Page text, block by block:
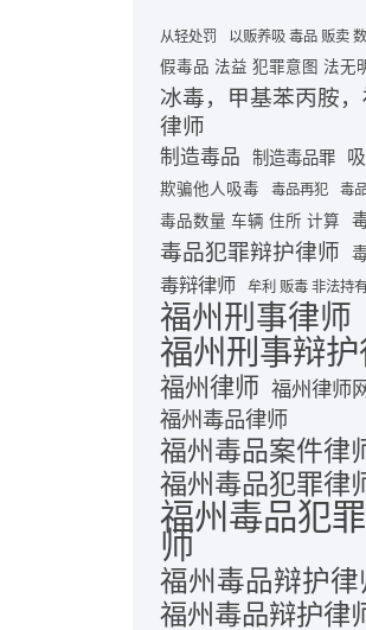
从轻处罚 以贩养吸 毒品 贩卖
假毒品 法益 犯罪意图 法无
冰毒，甲基苯丙胺
律师
制造毒品 制造毒品罪
欺骗他人吸毒 毒品再犯 毒
毒品数量 车辆 住所 计算
毒品犯罪辩护律师
毒辩律师 牟利 贩毒 非法持
福州刑事律师
福州刑事辩
福州律师 福州律师
福州毒品律师
福州毒品案件律
福州毒品犯罪律
福州毒品犯
师
福州毒品辩护律
福州毒品辩护律